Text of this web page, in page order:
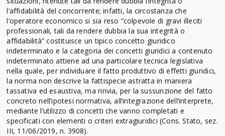
l’affidabilità del concorrente; infatti, la circostanza che
l’operatore economico si sia reso “colpevole di gravi illeciti
professionali, tali da rendere dubbia la sua integrità o
affidabilità” costituisce un tipico concetto giuridico
indeterminato e la categoria dei concetti giuridici a contenuto
indeterminato attiene ad una particolare tecnica legislativa
nella quale, per individuare il fatto produttivo di effetti giuridici,
la norma non descrive la fattispecie astratta in maniera
tassativa ed esaustiva, ma rinvia, per la sussunzione del fatto
concreto nell’ipotesi normativa, all’integrazione dell’interprete,
mediante l’utilizzo di concetti che vanno completati e
specificati con elementi o criteri extragiuridici (Cons. Stato, sez.
III, 11/06/2019, n. 3908).